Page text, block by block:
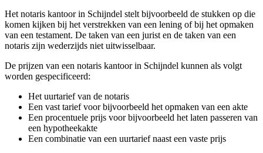
Het notaris kantoor in Schijndel stelt bijvoorbeeld de stukken op die
komen kijken bij het verstrekken van een lening of bij het opmaken
van een testament. De taken van een jurist en de taken van een
notaris zijn wederzijds niet uitwisselbaar.
De prijzen van een notaris kantoor in Schijndel kunnen als volgt
worden gespecificeerd:
Het uurtarief van de notaris
Een vast tarief voor bijvoorbeeld het opmaken van een akte
Een procentuele prijs voor bijvoorbeeld het laten passeren van
een hypotheekakte
Een combinatie van een uurtarief naast een vaste prijs